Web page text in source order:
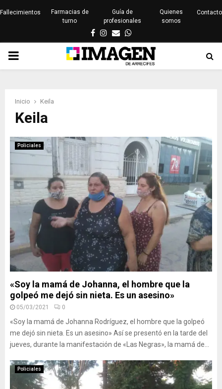
Fallecimientos
Farmacias de
turno
Guía de
profesionales
Quienes
somos
Contacto
Facebook
Instagram
EmailWhatsapp
PRIMARY
Inicio Keila
Keila
Policiales
«Soy la mamá de Johanna, el hombre que la
golpeó me dejó sin nieta. Es un asesino»
05/03/2021 0
«Soy la mamá de Johanna Rodríguez, el hombre que la golpeó
me dejó sin nieta. Es un asesino» Así se presentó en la tarde del
jueves, durante la manifestación de «Las Negras», la mamá de...
Policiales